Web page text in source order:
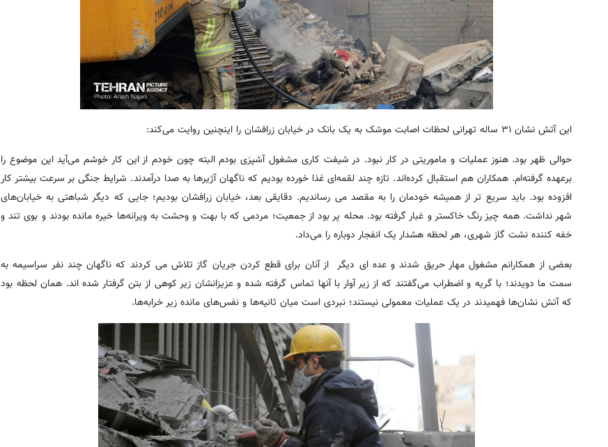
این آتش نشان ۳۱ ساله تهرانی لحظات اصابت موشک به یک بانک در خیابان زرافشان را اینچنین روایت می‌کند:
حوالی ظهر بود. هنوز عملیات و ماموریتی در کار نبود. در شیفت کاری مشغول آشپزی بودم البته چون خودم از این کار خوشم می‌آید این موضوع را
برعهده گرفته‌ام. همکاران هم استقبال کرده‌اند. تازه چند لقمه‌ای غذا خورده بودیم که ناگهان آژیرها به صدا درآمدند. شرایط جنگی بر سرعت بیشتر کار
افزوده بود. باید سریع تر از همیشه خودمان را به مقصد می رساندیم. دقایقی بعد، خیابان زرافشان بودیم؛ جایی که دیگر شباهتی به خیابان‌های
شهر نداشت. همه چیز رنگ خاکستر و غبار گرفته بود. محله پر بود از جمعیت؛ مردمی که با بهت و وحشت به ویرانه‌ها خیره مانده بودند و بوی تند و
خفه کننده نشت گاز شهری، هر لحظه هشدار یک انفجار دوباره را می‌داد.
بعضی از همکارانم مشغول مهار حریق شدند و عده ای دیگر از آنان برای قطع کردن جریان گاز تلاش می کردند که ناگهان چند نفر سراسیمه به
سمت ما دویدند؛ با گریه و اضطراب می‌گفتند که از زیر آوار با آنها تماس گرفته شده و عزیزانشان زیر کوهی از بتن گرفتار شده اند. همان لحظه بود
که آتش نشان‌ها فهمیدند در یک عملیات معمولی نیستند؛ نبردی است میان ثانیه‌ها و نفس‌های مانده زیر خرابه‌ها.